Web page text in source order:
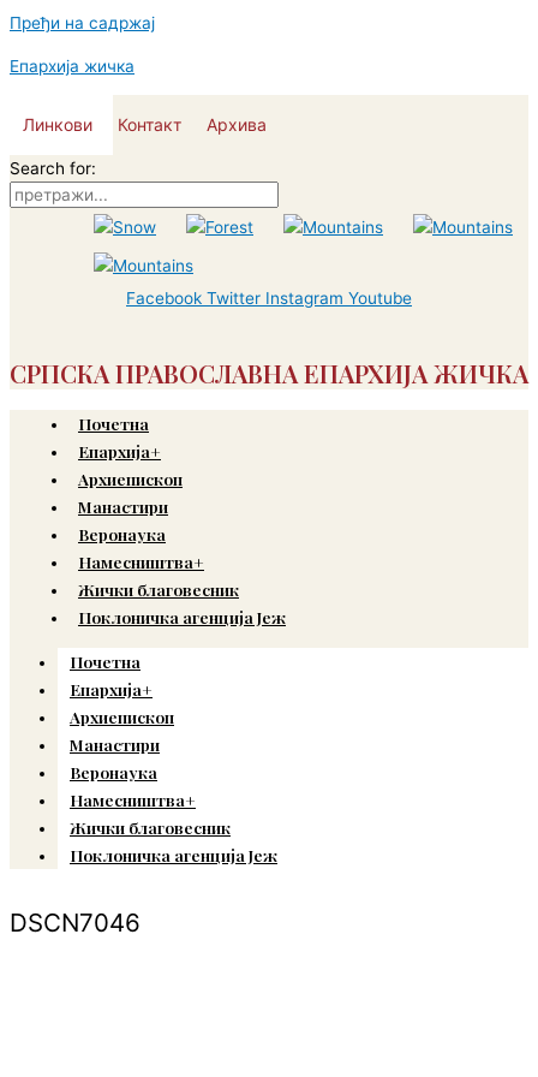
Пређи на садржај
Епархија жичка
Линкови Контакт Архива
Search for:
Facebook Twitter Instagram Youtube
СРПСКА ПРАВОСЛАВНА ЕПАРХИЈА ЖИЧКА
Почетна
Епархија+
Архиепископ
Манастири
Веронаука
Намесништва+
Жички благовесник
Поклоничка агенција Јеж
Почетна
Епархија+
Архиепископ
Манастири
Веронаука
Намесништва+
Жички благовесник
Поклоничка агенција Јеж
DSCN7046